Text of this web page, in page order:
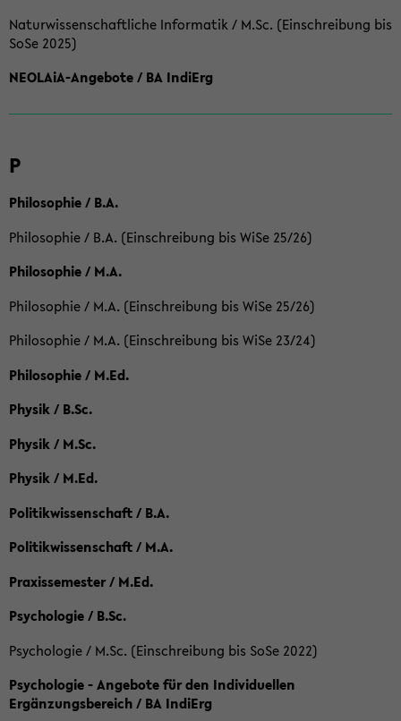
Naturwissenschaftliche Informatik / M.Sc. (Einschreibung bis
SoSe 2025)
NEOLAiA-Angebote / BA IndiErg
P
Philosophie / B.A.
Philosophie / B.A. (Einschreibung bis WiSe 25/26)
Philosophie / M.A.
Philosophie / M.A. (Einschreibung bis WiSe 25/26)
Philosophie / M.A. (Einschreibung bis WiSe 23/24)
Philosophie / M.Ed.
Physik / B.Sc.
Physik / M.Sc.
Physik / M.Ed.
Politikwissenschaft / B.A.
Politikwissenschaft / M.A.
Praxissemester / M.Ed.
Psychologie / B.Sc.
Psychologie / M.Sc. (Einschreibung bis SoSe 2022)
Psychologie - Angebote für den Individuellen
Ergänzungsbereich / BA IndiErg